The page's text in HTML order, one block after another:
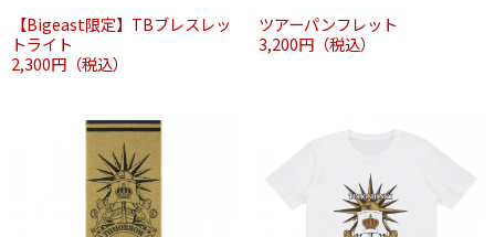
【Bigeast限定】TBブレスレッ
トライト
2,300円（税込）
ツアーパンフレット
3,200円（税込）